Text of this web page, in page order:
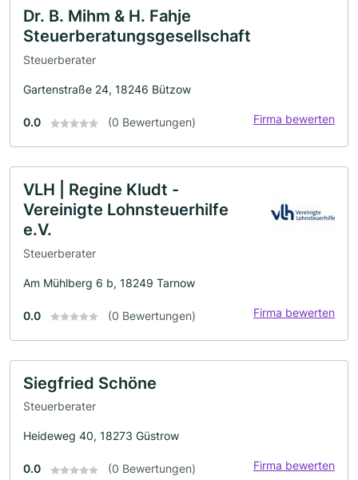
Dr. B. Mihm & H. Fahje
Steuerberatungsgesellschaft
Steuerberater
Gartenstraße 24, 18246 Bützow
0.0 (0 Bewertungen) Firma bewerten
VLH | Regine Kludt -
Vereinigte Lohnsteuerhilfe
e.V.
Steuerberater
Am Mühlberg 6 b, 18249 Tarnow
0.0 (0 Bewertungen) Firma bewerten
Siegfried Schöne
Steuerberater
Heideweg 40, 18273 Güstrow
0.0 (0 Bewertungen) Firma bewerten